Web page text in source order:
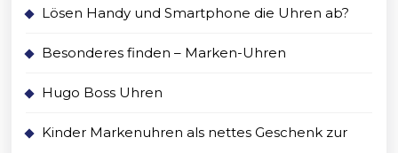
Lösen Handy und Smartphone die Uhren ab?
Besonderes finden – Marken-Uhren
Hugo Boss Uhren
Kinder Markenuhren als nettes Geschenk zur